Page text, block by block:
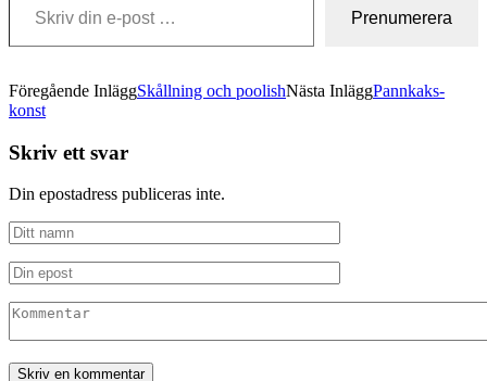
Prenumerera
Föregående InläggSkållning och poolishNästa InläggPannkaks-
konst
Skriv ett svar
Din epostadress publiceras inte.